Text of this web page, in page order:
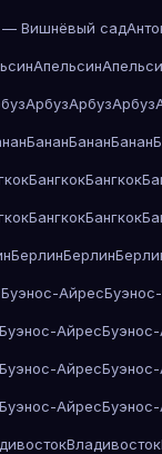
— Вишнёвый сад
Апельсин
АрбузАрбузАрбуз
БананБананБанан
БангкокБангкок
БангкокБангкок
БерлинБерлин
Буэнос-Айрес
Буэнос-Айрес
Буэнос-Айрес
Буэнос-Айрес
Владивосток